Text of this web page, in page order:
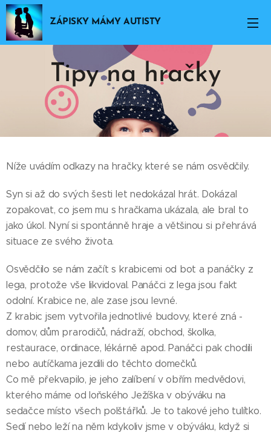
ZÁPISKY MÁMY AUTISTY
Tipy na hračky
09.12.2021
Níže uvádím odkazy na hračky, které se nám osvědčily.
Syn si až do svých šesti let nedokázal hrát. Dokázal
zopakovat, co jsem mu s hračkama ukázala, ale bral to
jako úkol. Nyní si spontánně hraje a většinou si přehrává
situace ze svého života.
Osvědčilo se nám začít s krabicemi od bot a panáčky z
lega, protože vše likvidoval. Panáčci z lega jsou fakt
odolní. Krabice ne, ale zase jsou levné.
Z krabic jsem vytvořila jednotlivé budovy, které zná -
domov, dům prarodičů, nádraží, obchod, školka,
restaurace, ordinace, lékárně apod. Panáčci pak chodili
nebo autíčkama jezdili do těchto domečků.
Co mě překvapilo, je jeho zalíbení v obřím medvědovi,
kterého máme od loňského Ježíška v obýváku na
sedačce místo všech polštářků. Je to takové jeho tulítko.
Sedí nebo leží na něm kdykoliv jsme v obýváku, když si